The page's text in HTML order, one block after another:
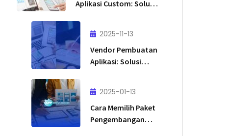
Aplikasi Custom: Solusi
Scalable2025-11-13
Vendor Pembuatan
Aplikasi: Solusi
Digital Bisnis Anda
2025-01-13
Cara Memilih Paket
Pengembangan